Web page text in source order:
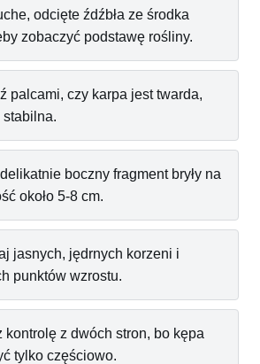
odcięte źdźbła ze środka
zobaczyć podstawę rośliny.
palcami, czy karpa jest twarda,
stabilna.
boczny fragment bryły na
około 5-8 cm.
jasnych, jędrnych korzeni i
punktów wzrostu.
kontrolę z dwóch stron, bo kępa
tylko częściowo.